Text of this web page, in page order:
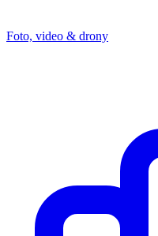
Foto, video & drony